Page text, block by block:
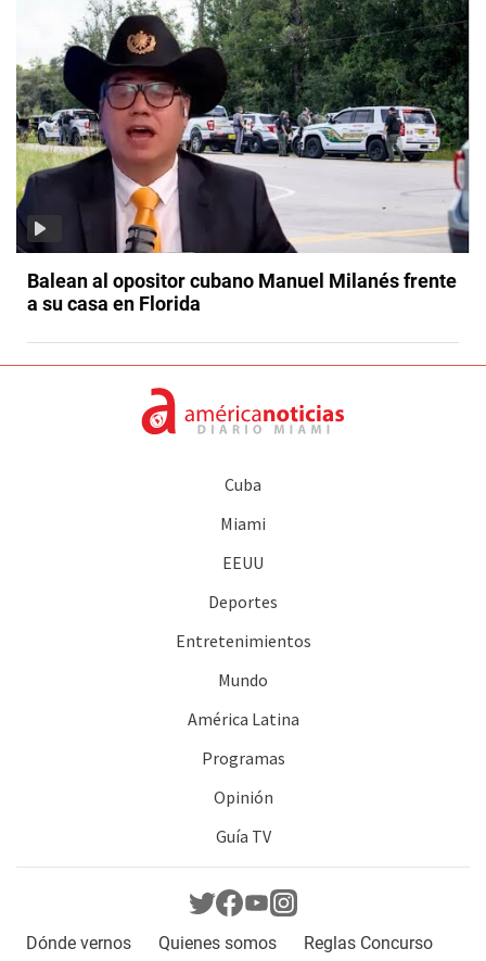
Balean al opositor cubano Manuel Milanés frente
a su casa en Florida
Cuba
Miami
EEUU
Deportes
Entretenimientos
Mundo
América Latina
Programas
Opinión
Guía TV
Dónde vernos Quienes somos Reglas Concurso